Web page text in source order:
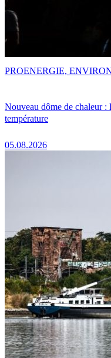
Nouveau dôme de chaleur :
température
05.08.2026
PROENERGIE,